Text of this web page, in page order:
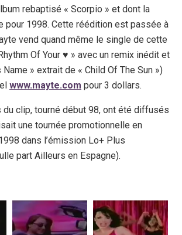
rebaptisé « Scorpio » et dont la
pour 1998. Cette réédition est passée à
vend quand même le single de cette
Of Your ♥ » avec un remix inédit et
Name » extrait de « Child Of The Sun »)
www.mayte.com pour 3 dollars.
clip, tourné début 98, ont été diffusés
une tournée promotionnelle en
dans l’émission Lo+ Plus
part Ailleurs en Espagne).